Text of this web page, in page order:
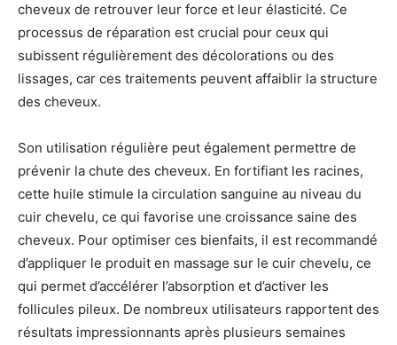
cheveux de retrouver leur force et leur élasticité. Ce
processus de réparation est crucial pour ceux qui
subissent régulièrement des décolorations ou des
lissages, car ces traitements peuvent affaiblir la structure
des cheveux.
Son utilisation régulière peut également permettre de
prévenir la chute des cheveux. En fortifiant les racines,
cette huile stimule la circulation sanguine au niveau du
cuir chevelu, ce qui favorise une croissance saine des
cheveux. Pour optimiser ces bienfaits, il est recommandé
d’appliquer le produit en massage sur le cuir chevelu, ce
qui permet d’accélérer l’absorption et d’activer les
follicules pileux. De nombreux utilisateurs rapportent des
résultats impressionnants après plusieurs semaines